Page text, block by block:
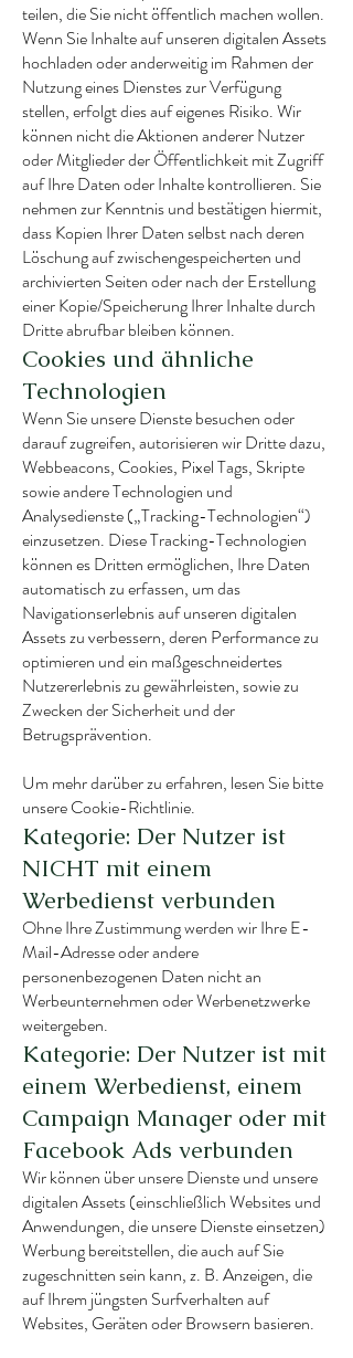
teilen, die Sie nicht öffentlich machen wollen.
Wenn Sie Inhalte auf unseren digitalen Assets
hochladen oder anderweitig im Rahmen der
Nutzung eines Dienstes zur Verfügung
stellen, erfolgt dies auf eigenes Risiko. Wir
können nicht die Aktionen anderer Nutzer
oder Mitglieder der Öffentlichkeit mit Zugriff
auf Ihre Daten oder Inhalte kontrollieren. Sie
nehmen zur Kenntnis und bestätigen hiermit,
dass Kopien Ihrer Daten selbst nach deren
Löschung auf zwischengespeicherten und
archivierten Seiten oder nach der Erstellung
einer Kopie/Speicherung Ihrer Inhalte durch
Dritte abrufbar bleiben können.
Cookies und ähnliche
Technologien
Wenn Sie unsere Dienste besuchen oder
darauf zugreifen, autorisieren wir Dritte dazu,
Webbeacons, Cookies, Pixel Tags, Skripte
sowie andere Technologien und
Analysedienste („Tracking-Technologien“)
einzusetzen. Diese Tracking-Technologien
können es Dritten ermöglichen, Ihre Daten
automatisch zu erfassen, um das
Navigationserlebnis auf unseren digitalen
Assets zu verbessern, deren Performance zu
optimieren und ein maßgeschneidertes
Nutzererlebnis zu gewährleisten, sowie zu
Zwecken der Sicherheit und der
Betrugsprävention.
Um mehr darüber zu erfahren, lesen Sie bitte
unsere Cookie-Richtlinie.
Kategorie: Der Nutzer ist
NICHT mit einem
Werbedienst verbunden
Ohne Ihre Zustimmung werden wir Ihre E-
Mail-Adresse oder andere
personenbezogenen Daten nicht an
Werbeunternehmen oder Werbenetzwerke
weitergeben.
Kategorie: Der Nutzer ist mit
einem Werbedienst, einem
Campaign Manager oder mit
Facebook Ads verbunden
Wir können über unsere Dienste und unsere
digitalen Assets (einschließlich Websites und
Anwendungen, die unsere Dienste einsetzen)
Werbung bereitstellen, die auch auf Sie
zugeschnitten sein kann, z. B. Anzeigen, die
auf Ihrem jüngsten Surfverhalten auf
Websites, Geräten oder Browsern basieren.